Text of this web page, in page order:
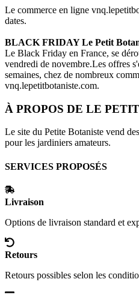
Le commerce en ligne
dates.
BLACK FRIDAYLe Petit
Le Black Friday en France, se
vendredi de novembre.Les offres
semaines, chez de nombreux
vnq.lepetitbotaniste.com.
À PROPOS DE LE
Le site du Petite Botaniste vend
pour les jardiniers amateurs.
SERVICES PROPOSÉS
Livraison
Options de livraison standard et
Retours
Retours possibles selon les